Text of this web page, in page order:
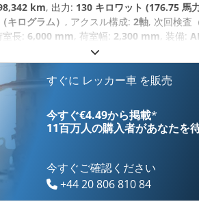
km, 出力: 130 キロワット (176.75 馬
キログラム） , アクスル構成: 2軸, 次回検査
室長: 6,000 mm, 荷室幅: 2,300 mm, 装備:
すぐに レッカー車 を販売
今すぐ€4.49から掲載*
11百万人の購入者があなたを
今すぐご確認ください
+44 20 806 810 84